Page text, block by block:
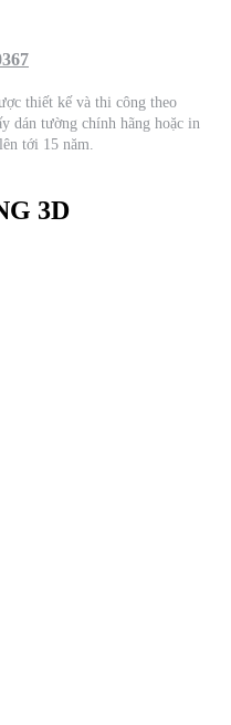
thiết kế và thi công theo
dán tường chính hãng hoặc in
tới 15 năm.
3D